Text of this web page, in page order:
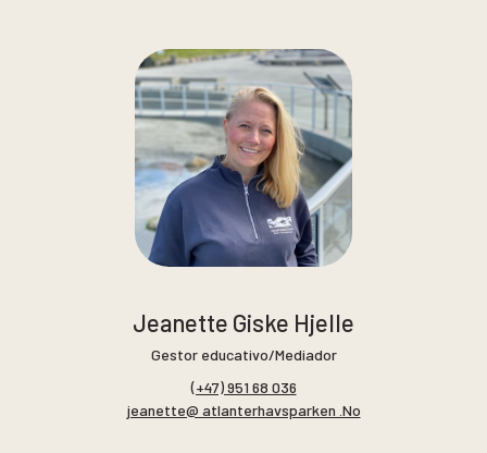
Jeanette Giske Hjelle
Gestor educativo/Mediador
(+47) 951 68 036
jeanette@ atlanterhavsparken .No